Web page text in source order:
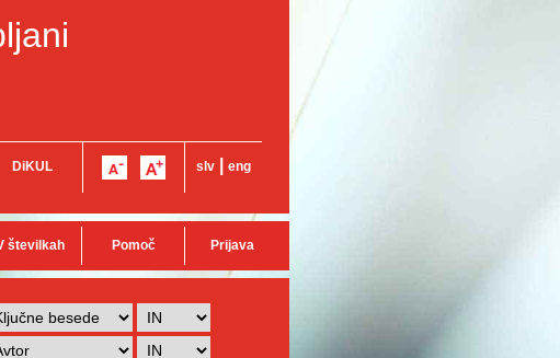
DiKUL slv eng
številkah Pomoč Prijava